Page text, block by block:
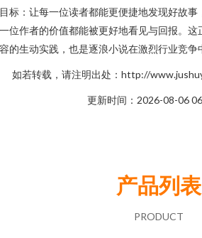
标：让每一位读者都能更便捷地发现好故
位作者的价值都能被更好地看见与回报。
的生动实践，也是逐浪小说在激烈行业竞争
如若转载，请注明出处：http://
更新时间：2026-08-06
产品列表
PRODUCT